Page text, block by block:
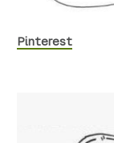
Pinterest